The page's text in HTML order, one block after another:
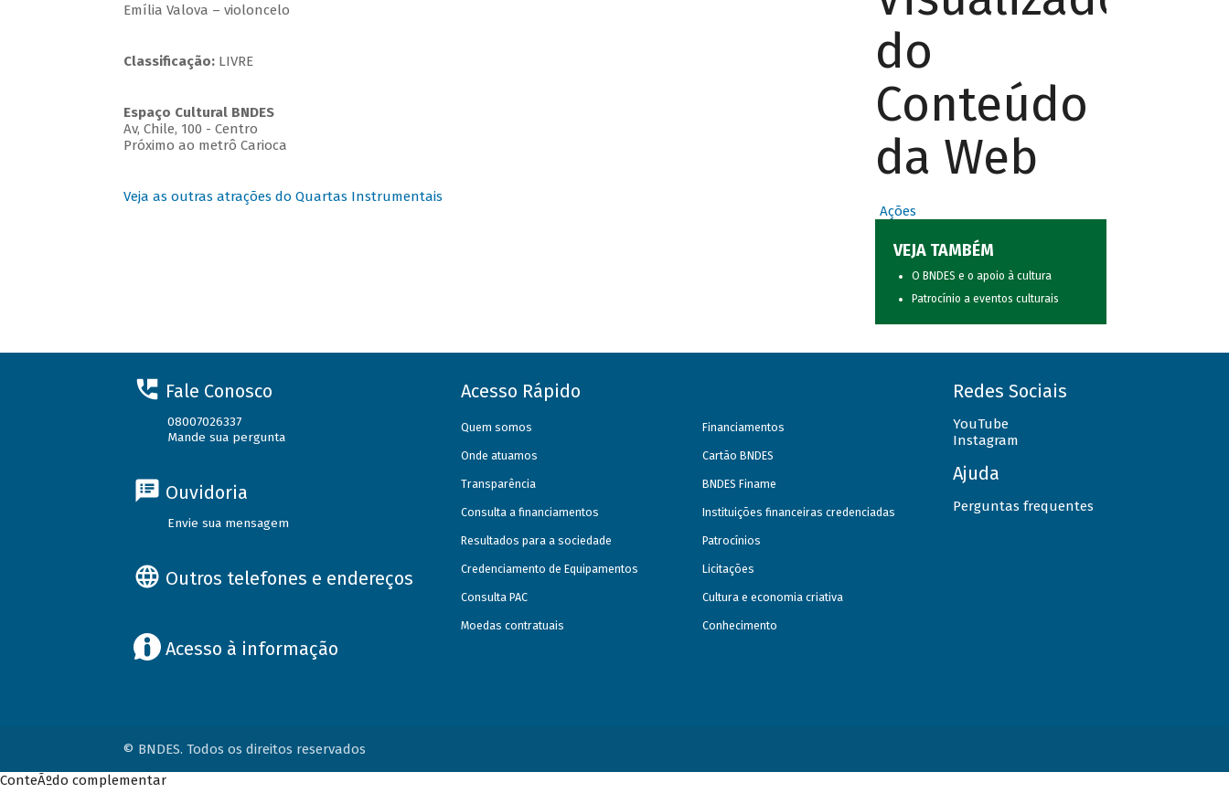
Emília Valova – violoncelo
Classificação:LIVRE
Espaço Cultural BNDES
Av, Chile, 100 - Centro
Próximo ao metrô Carioca
Veja as outras atrações do Quartas Instrumentais
do
Conteúdo
da Web
Ações
VEJA TAMBÉM
O BNDES e o apoio à cultura
Patrocínio a eventos culturais
Fale Conosco
08007026337
Mande sua pergunta
Ouvidoria
Envie sua mensagem
Outros telefones e endereços
Acesso à informação
Acesso Rápido
Quem somos
Onde atuamos
Transparência
Consulta a financiamentos
Resultados para a sociedade
Credenciamento de Equipamentos
Consulta PAC
Moedas contratuais
Financiamentos
Cartão BNDES
BNDES Finame
Instituições financeiras credenciadas
Patrocínios
Licitações
Cultura e economia criativa
Conhecimento
Redes Sociais
YouTube
Instagram
Ajuda
Perguntas frequentes
© BNDES. Todos os direitos reservados
ConteÃºdo complementar